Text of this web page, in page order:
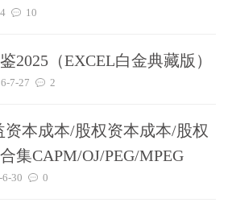
10
2025（EXCEL白金典藏版）
7-27 2
资本成本/股权资本成本/股权
集CAPM/OJ/PEG/MPEG
6-30 0